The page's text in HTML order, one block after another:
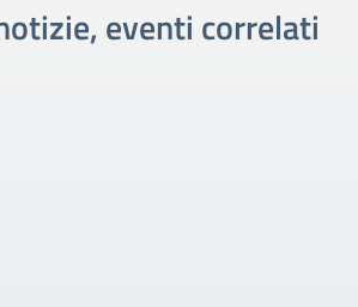
eventi correlati